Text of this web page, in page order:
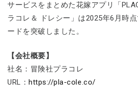
サービスをまとめた花嫁アプリ「
ラコレ＆ ドレシー」は2025年6月時
ードを突破しました。
【会社概要】
社名：冒険社プラコレ
URL：https://pla-cole.co/